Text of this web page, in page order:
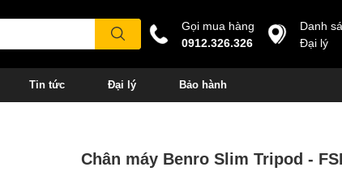
Gọi mua hàng
0912.326.326
Danh
Đại lý
Tin tức Đại lý Bảo hành
Chân máy Benro Slim Tripod -